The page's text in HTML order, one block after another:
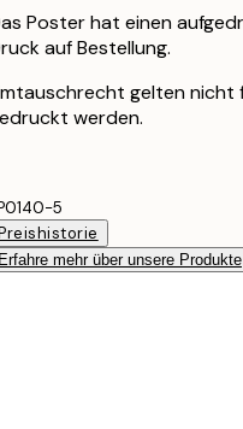
Poster hat einen
auf Bestellung.
gelten nicht
werden.
5
Erfahre mehr über unsere Produkte